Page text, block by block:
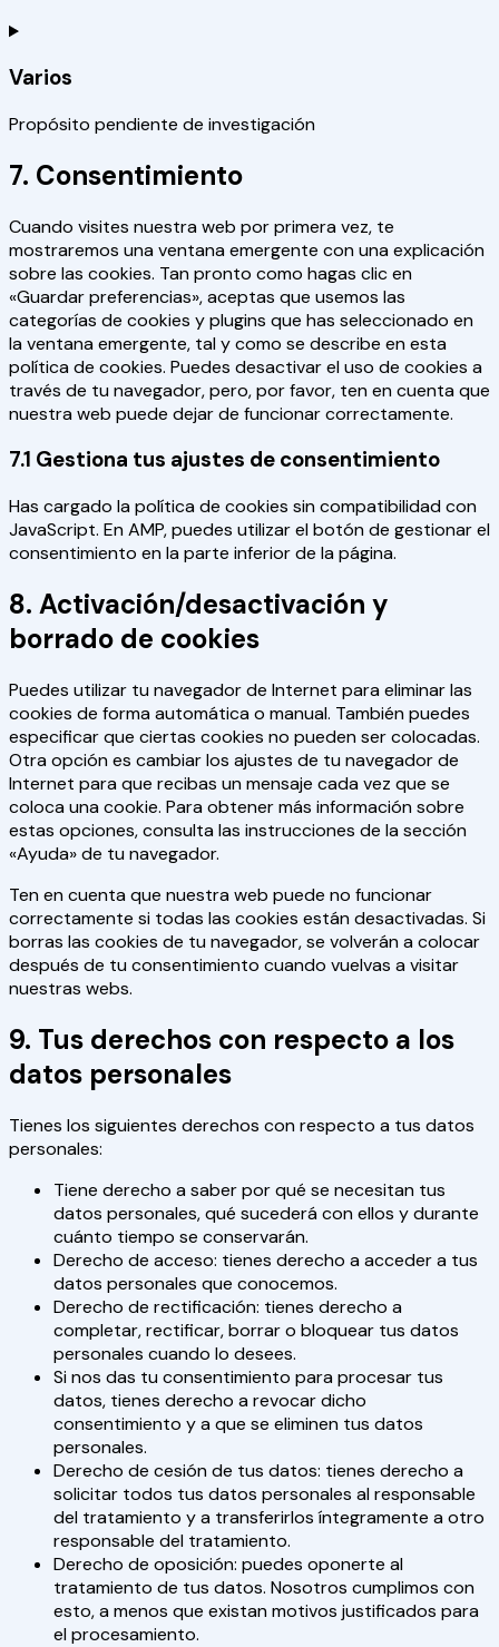
Varios
Propósito pendiente de investigación
7. Consentimiento
Cuando visites nuestra web por primera vez, te
mostraremos una ventana emergente con una explicación
sobre las cookies. Tan pronto como hagas clic en
«Guardar preferencias», aceptas que usemos las
categorías de cookies y plugins que has seleccionado en
la ventana emergente, tal y como se describe en esta
política de cookies. Puedes desactivar el uso de cookies a
través de tu navegador, pero, por favor, ten en cuenta que
nuestra web puede dejar de funcionar correctamente.
7.1 Gestiona tus ajustes de consentimiento
Has cargado la política de cookies sin compatibilidad con
JavaScript. En AMP, puedes utilizar el botón de gestionar el
consentimiento en la parte inferior de la página.
8. Activación/desactivación y
borrado de cookies
Puedes utilizar tu navegador de Internet para eliminar las
cookies de forma automática o manual. También puedes
especificar que ciertas cookies no pueden ser colocadas.
Otra opción es cambiar los ajustes de tu navegador de
Internet para que recibas un mensaje cada vez que se
coloca una cookie. Para obtener más información sobre
estas opciones, consulta las instrucciones de la sección
«Ayuda» de tu navegador.
Ten en cuenta que nuestra web puede no funcionar
correctamente si todas las cookies están desactivadas. Si
borras las cookies de tu navegador, se volverán a colocar
después de tu consentimiento cuando vuelvas a visitar
nuestras webs.
9. Tus derechos con respecto a los
datos personales
Tienes los siguientes derechos con respecto a tus datos
personales:
Tiene derecho a saber por qué se necesitan tus
datos personales, qué sucederá con ellos y durante
cuánto tiempo se conservarán.
Derecho de acceso: tienes derecho a acceder a tus
datos personales que conocemos.
Derecho de rectificación: tienes derecho a
completar, rectificar, borrar o bloquear tus datos
personales cuando lo desees.
Si nos das tu consentimiento para procesar tus
datos, tienes derecho a revocar dicho
consentimiento y a que se eliminen tus datos
personales.
Derecho de cesión de tus datos: tienes derecho a
solicitar todos tus datos personales al responsable
del tratamiento y a transferirlos íntegramente a otro
responsable del tratamiento.
Derecho de oposición: puedes oponerte al
tratamiento de tus datos. Nosotros cumplimos con
esto, a menos que existan motivos justificados para
el procesamiento.